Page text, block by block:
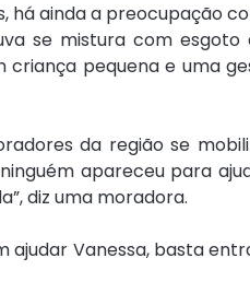
há ainda a preocupação
se mistura com esgoto
criança pequena e uma
da região se
apareceu para
diz uma moradora.
ajudar Vanessa, basta